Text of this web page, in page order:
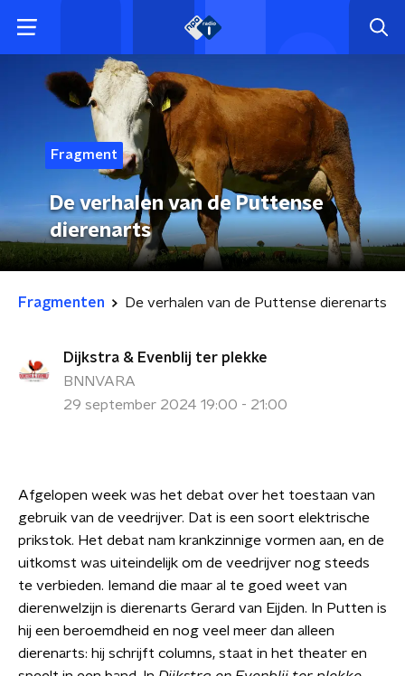
Fragment
De verhalen van de Puttense
dierenarts
Fragmenten De verhalen van de Puttense dierenarts
Dijkstra & Evenblij ter plekke
BNNVARA
29 september 2024 19:00 - 21:00
Afgelopen week was het debat over het toestaan van
gebruik van de veedrijver. Dat is een soort elektrische
prikstok. Het debat nam krankzinnige vormen aan, en de
uitkomst was uiteindelijk om de veedrijver nog steeds
te verbieden. Iemand die maar al te goed weet van
dierenwelzijn is dierenarts Gerard van Eijden. In Putten is
hij een beroemdheid en nog veel meer dan alleen
dierenarts: hij schrijft columns, staat in het theater en